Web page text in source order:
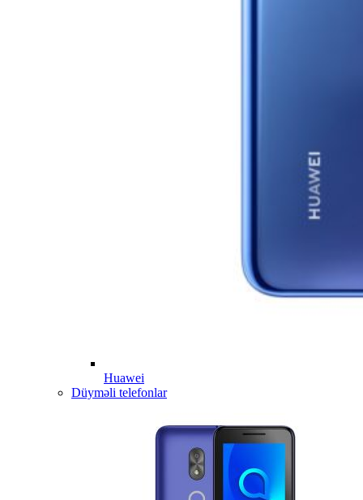
Huawei
Düyməli telefonlar